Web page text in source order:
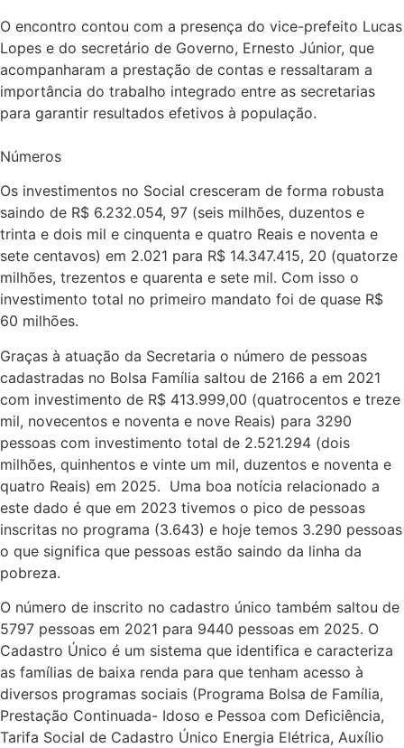
O encontro contou com a presença do vice-prefeito Lucas
Lopes e do secretário de Governo, Ernesto Júnior, que
acompanharam a prestação de contas e ressaltaram a
importância do trabalho integrado entre as secretarias
para garantir resultados efetivos à população.
Números
Os investimentos no Social cresceram de forma robusta
saindo de R$ 6.232.054, 97 (seis milhões, duzentos e
trinta e dois mil e cinquenta e quatro Reais e noventa e
sete centavos) em 2.021 para R$ 14.347.415, 20 (quatorze
milhões, trezentos e quarenta e sete mil. Com isso o
investimento total no primeiro mandato foi de quase R$
60 milhões.
Graças à atuação da Secretaria o número de pessoas
cadastradas no Bolsa Família saltou de 2166 a em 2021
com investimento de R$ 413.999,00 (quatrocentos e treze
mil, novecentos e noventa e nove Reais) para 3290
pessoas com investimento total de 2.521.294 (dois
milhões, quinhentos e vinte um mil, duzentos e noventa e
quatro Reais) em 2025. Uma boa notícia relacionado a
este dado é que em 2023 tivemos o pico de pessoas
inscritas no programa (3.643) e hoje temos 3.290 pessoas
o que significa que pessoas estão saindo da linha da
pobreza.
O número de inscrito no cadastro único também saltou de
5797 pessoas em 2021 para 9440 pessoas em 2025. O
Cadastro Único é um sistema que identifica e caracteriza
as famílias de baixa renda para que tenham acesso à
diversos programas sociais (Programa Bolsa de Família,
Prestação Continuada- Idoso e Pessoa com Deficiência,
Tarifa Social de Cadastro Único Energia Elétrica, Auxílio